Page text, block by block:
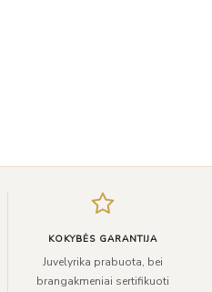
KOKYBĖS GARANTIJA
Juvelyrika prabuota, bei
brangakmeniai sertifikuoti